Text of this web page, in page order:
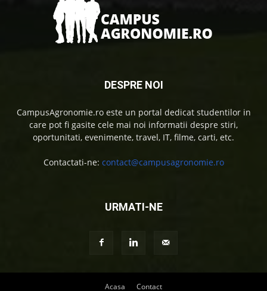
DESPRE NOI
CampusAgronomie.ro este un portal dedicat studentilor in
care pot fi gasite cele mai noi informatii despre stiri,
oportunitati, evenimente, travel, IT, filme, carti, etc.
Contactati-ne: contact@campusagronomie.ro
URMATI-NE
Acasa Contact